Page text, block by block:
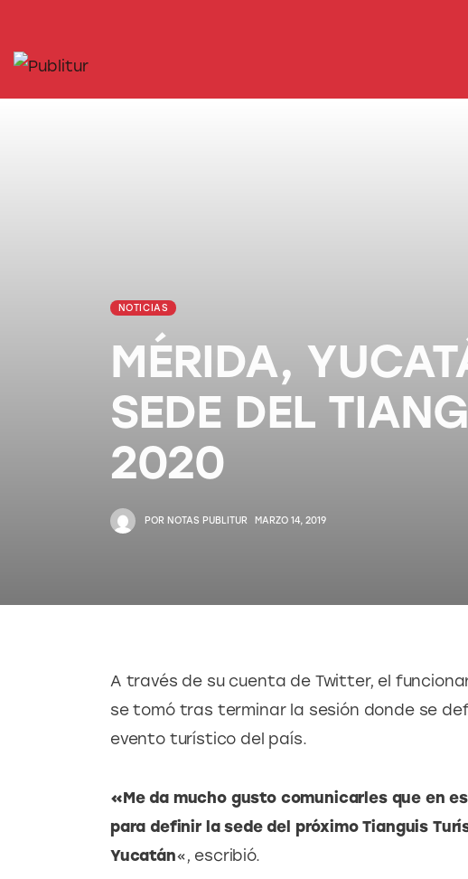
INDUSTRIA TURÍSTICA
NOTICIAS
MÉRIDA,
SEDE DEL
2020
POR NOTAS PUBLITUR MARZO 14, 2019
A través de su cuenta de Twitter, el
se tomó tras terminar la sesión donde se
evento turístico del país.
«Me da mucho gusto comunicarles que en
para definir la sede del próximo Tianguis
Yucatán«, escribió.